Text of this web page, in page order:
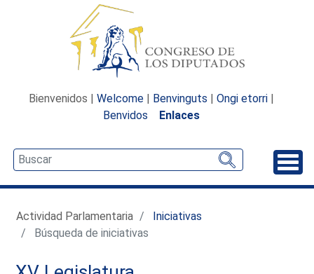
Bienvenidos | Welcome | Benvinguts | Ongi etorri |
Benvidos
Enlaces
Actividad Parlamentaria
Iniciativas
Búsqueda de iniciativas